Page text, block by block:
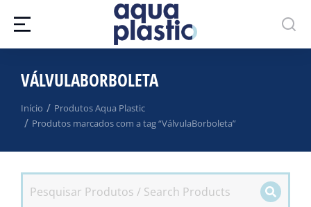
VÁLVULABORBOLETA
Você está aqui:
Início
Produtos Aqua Plastic
Produtos marcados com a tag “VálvulaBorboleta”